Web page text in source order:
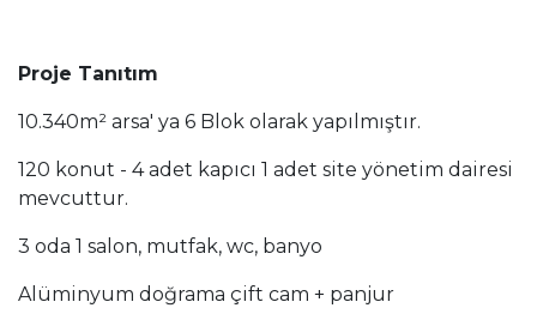
Proje Tanıtım
10.340m² arsa' ya 6 Blok olarak yapılmıştır.
120 konut - 4 adet kapıcı 1 adet site yönetim dairesi
mevcuttur.
3 oda 1 salon, mutfak, wc, banyo
Alüminyum doğrama çift cam + panjur